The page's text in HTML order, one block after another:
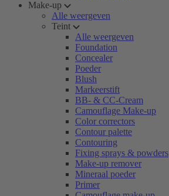
Make-up
Alle weergeven
Teint
Alle weergeven
Foundation
Concealer
Poeder
Blush
Markeerstift
BB- & CC-Cream
Camouflage Make-up
Color correctors
Contour palette
Contouring
Fixing sprays & powders
Make-up remover
Mineraal poeder
Primer